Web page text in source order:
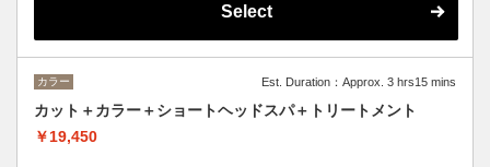
ヘッドスパはオーガニックヘアケアブランドの「ルネフルトレール」を
使ったoone が自信を持っておすすめするヘッドスパです。
クイックトリートメント→20350
Select
カラー Est. Duration：Approx. 3 hrs15 mins
カット＋カラー＋ショートヘッドスパ＋トリートメント
￥19,450